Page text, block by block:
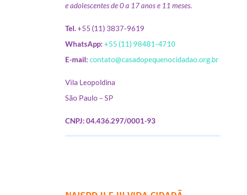
e adolescentes de 0 a 17 anos e 11 meses.
Tel. +55 (11) 3837-9619
WhatsApp: +55 (11) 98481-4710
E-mail: contato@casadopequenocidadao.org.br
Vila Leopoldina
São Paulo – SP
CNPJ: 04.436.297/0001-93